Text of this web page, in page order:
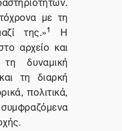
με τη
της.»1
Η
αρχείο και
δυναμική
τη διαρκή
πολιτικά,